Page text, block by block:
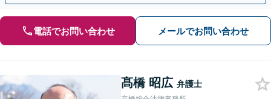
電話でお問い合わせ メールでお問い合わせ
髙橋 昭広 弁護士